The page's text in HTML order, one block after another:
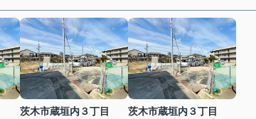
茨木市蔵垣内３丁目
茨木市蔵垣内３丁目